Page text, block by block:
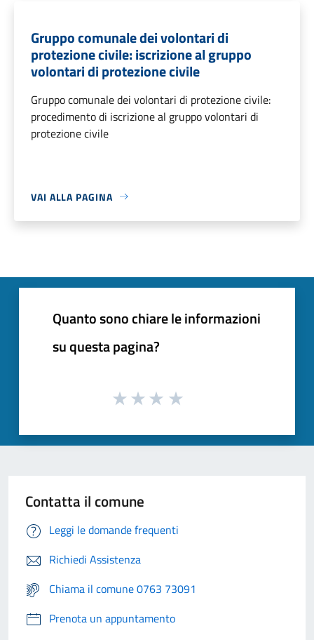
Gruppo comunale dei volontari di
protezione civile: iscrizione al gruppo
volontari di protezione civile
Gruppo comunale dei volontari di protezione civile:
procedimento di iscrizione al gruppo volontari di
protezione civile
VAI ALLA PAGINA
Quanto sono chiare le informazioni
su questa pagina?
Contatta il comune
Leggi le domande frequenti
Richiedi Assistenza
Chiama il comune 0763 73091
Prenota un appuntamento